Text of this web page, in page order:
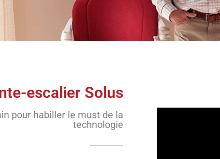
escalier Solus
pour habiller le must de la
technologie